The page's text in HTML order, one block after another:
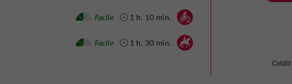
Vtt :
1 h. 10 min.
Facile
Cheval :
1 h. 30 min.
Facile